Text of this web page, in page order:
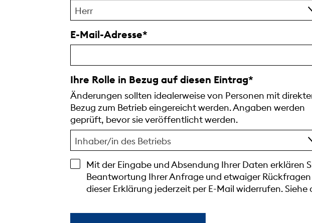
Herr
E-Mail-Adresse
Ihre Rolle in Bezug auf diesen Eintrag
Änderungen sollten idealerweise von Personen mit
Bezug zum Betrieb eingereicht werden. Angaben werden
geprüft, bevor sie veröffentlicht werden.
Inhaber/in des Betriebs
Mit der Eingabe und Absendung Ihrer Daten erklären
Beantwortung Ihrer Anfrage und etwaiger
dieser Erklärung jederzeit per E-Mail widerrufen. Siehe